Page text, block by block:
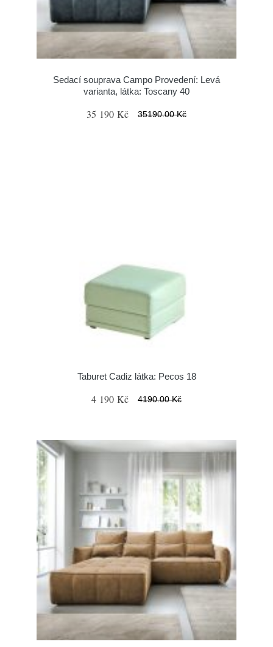
Sedací souprava Campo Provedení: Levá
varianta, látka: Toscany 40
35 190 Kč 35190.00 Kč
Taburet Cadiz látka: Pecos 18
4 190 Kč 4190.00 Kč